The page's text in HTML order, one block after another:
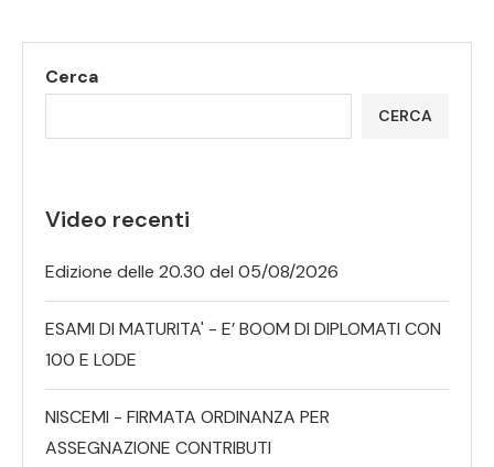
Cerca
CERCA
Video recenti
Edizione delle 20.30 del 05/08/2026
ESAMI DI MATURITA' - E’ BOOM DI DIPLOMATI CON
100 E LODE
NISCEMI - FIRMATA ORDINANZA PER
ASSEGNAZIONE CONTRIBUTI